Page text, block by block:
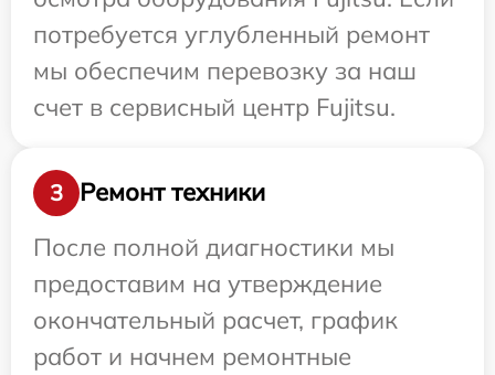
потребуется углубленный ремонт
мы обеспечим перевозку за наш
счет в сервисный центр Fujitsu.
3
Ремонт техники
После полной диагностики мы
предоставим на утверждение
окончательный расчет, график
работ и начнем ремонтные